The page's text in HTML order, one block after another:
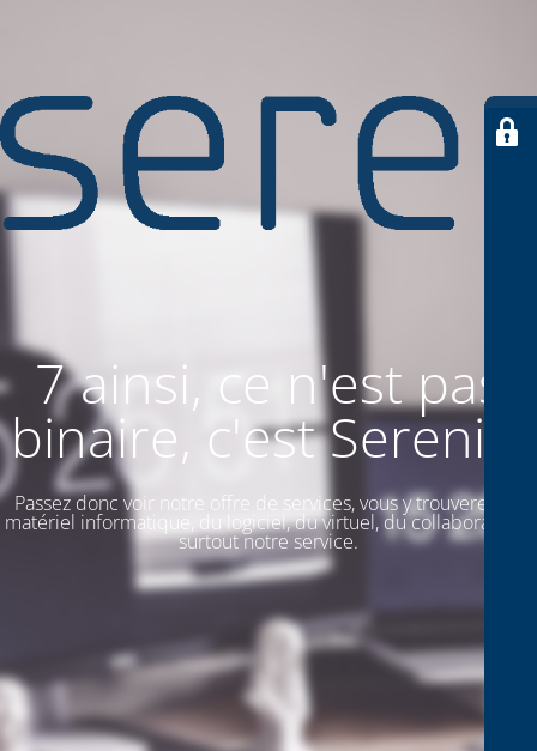
7 ainsi, ce n'est pas
binaire, c'est SereniiT
Passez donc voir notre offre de services, vous y trouverez du
matériel informatique, du logiciel, du virtuel, du collaboratif. Et
surtout notre service.